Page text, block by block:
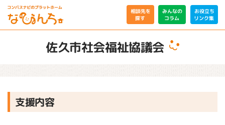
相談先を
探す
みんなの
コラム
お役立ち
リンク集
佐久市社会福祉協議会
支援内容